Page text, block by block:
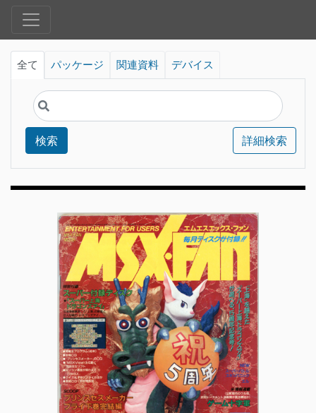
全て パッケージ 関連資料 デバイス
検索 詳細検索